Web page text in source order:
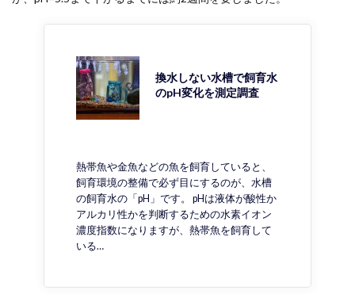
換水しない水槽で飼育水
のpH変化を測定調査
熱帯魚や金魚などの魚を飼育していると、
飼育環境の整備で必ず目にするのが、水槽
の飼育水の「pH」です。 pHは液体が酸性か
アルカリ性かを判断するための水素イオン
濃度指数になりますが、熱帯魚を飼育して
いる…